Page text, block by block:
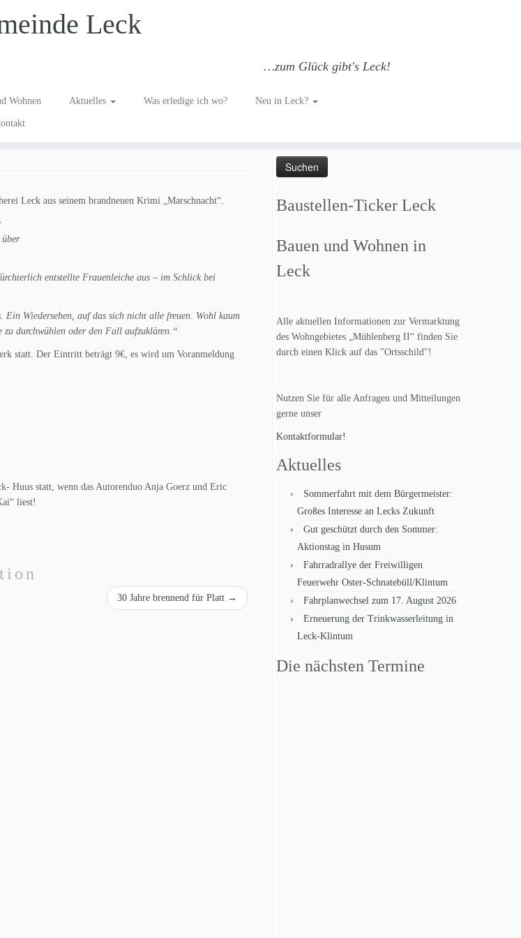
Leck
…zum Glück gibt's Leck!
Wohnen Aktuelles Was erledige ich wo? Neu in Leck?
Leck aus seinem brandneuen Krimi „Marschnacht“.
über
entstellte Frauenleiche aus – im Schlick bei
Wiedersehen, auf das sich nicht alle freuen. Wohl kaum
zu durchwühlen oder den Fall aufzuklären.“
statt. Der Eintritt beträgt 9€, es wird um Voranmeldung
Huus statt, wenn das Autorenduo Anja Goerz und Eric
liest!
30 Jahre brennend für Platt →
Such dich GLÜCKlich…
Baustellen-Ticker Leck
Bauen und Wohnen in
Leck
Alle aktuellen Informationen zur Vermarktung
des Wohngebietes „Mühlenberg II“ finden Sie
durch einen Klick auf das "Ortsschild"!
Nutzen Sie für alle Anfragen und Mitteilungen
gerne unser
Kontaktformular!
Aktuelles
Sommerfahrt mit dem Bürgermeister:
Großes Interesse an Lecks Zukunft
Gut geschützt durch den Sommer:
Aktionstag in Husum
Fahrradrallye der Freiwilligen
Feuerwehr Oster-Schnatebüll/Klintum
Fahrplanwechsel zum 17. August 2026
Erneuerung der Trinkwasserleitung in
Leck-Klintum
Die nächsten Termine